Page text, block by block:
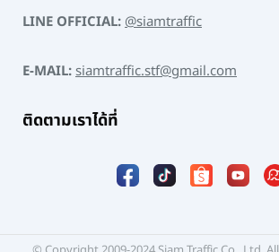
LINE OFFICIAL:@siamtraffic
E-MAIL:siamtraffic.stf@gmail.com
ติดตามเราได้ที่